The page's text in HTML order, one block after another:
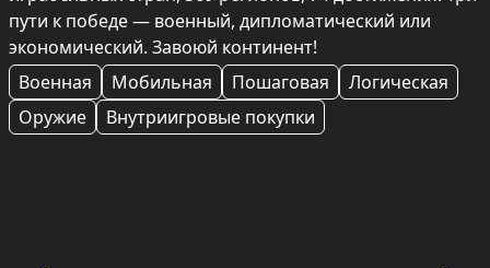
пути к победе — военный, дипломатический или
экономический. Завоюй континент!
Военная
Мобильная Пошаговая
Логическая
Оружие
Внутриигровые покупки